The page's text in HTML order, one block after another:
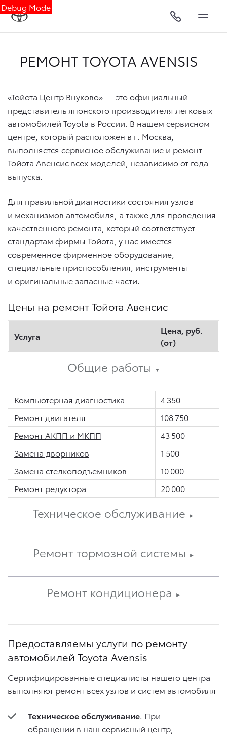
Debug Mode
РЕМОНТ TOYOTA AVENSIS
«Тойота Центр Внуково» — это официальный
представитель японского производителя легковых
автомобилей Toyota в России. В нашем сервисном
центре, который расположен в г. Москва,
выполняется сервисное обслуживание и ремонт
Тойота Авенсис всех моделей, независимо от года
выпуска.
Для правильной диагностики состояния узлов
и механизмов автомобиля, а также для проведения
качественного ремонта, который соответствует
стандартам фирмы Тойота, у нас имеется
современное фирменное оборудование,
специальные приспособления, инструменты
и оригинальные запасные части.
Цены на ремонт Тойота Авенсис
Услуга
Цена, руб.
(от)
Общие работы ▼
Компьютерная диагностика
4 350
Ремонт двигателя
108 750
Ремонт АКПП и МКПП
43 500
Замена дворников
1 500
Замена стелкоподъемников
10 000
Ремонт редуктора
20 000
Техническое обслуживание ►
Ремонт тормозной системы ►
Ремонт кондиционера ►
Предоставляемы услуги по ремонту
автомобилей Toyota Avensis
Сертифицированные специалисты нашего центра
выполняют ремонт всех узлов и систем автомобиля
Техническое обслуживание. При
обращении в наш сервисный центр,